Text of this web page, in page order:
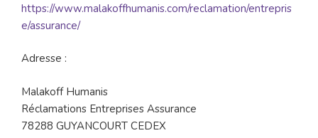
https://www.malakoffhumanis.com/reclamation/entrepris
e/assurance/
Adresse :
Malakoff Humanis
Réclamations Entreprises Assurance
78288 GUYANCOURT CEDEX